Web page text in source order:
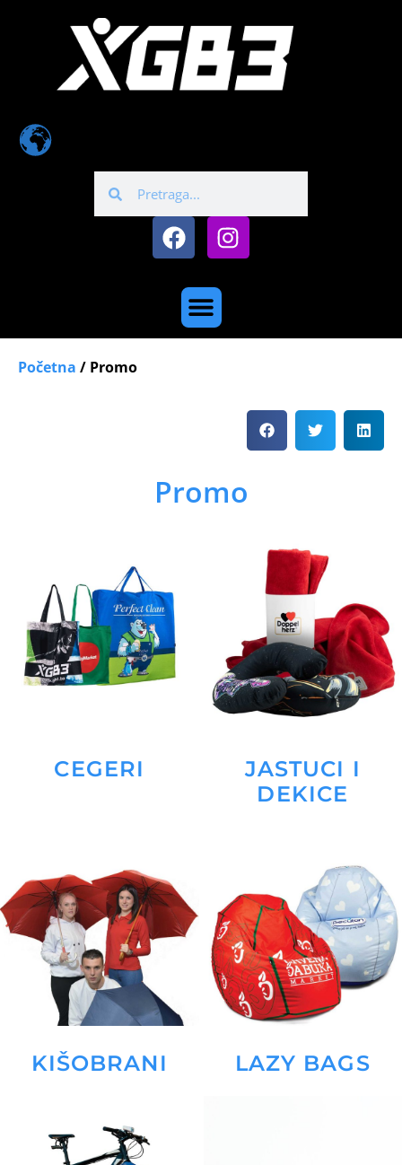
Početna / Promo
Promo
CEGERI
JASTUCI I
DEKICE
KIŠOBRANI LAZY BAGS